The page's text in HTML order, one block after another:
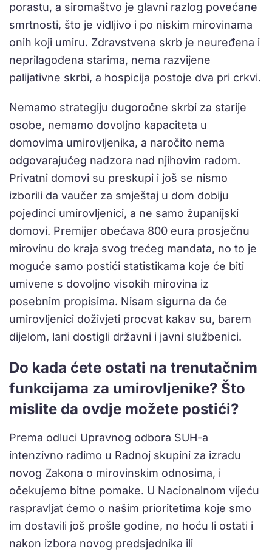
porastu, a siromaštvo je glavni razlog povećane
smrtnosti, što je vidljivo i po niskim mirovinama
onih koji umiru. Zdravstvena skrb je neuređena i
neprilagođena starima, nema razvijene
palijativne skrbi, a hospicija postoje dva pri crkvi.
Nemamo strategiju dugoročne skrbi za starije
osobe, nemamo dovoljno kapaciteta u
domovima umirovljenika, a naročito nema
odgovarajućeg nadzora nad njihovim radom.
Privatni domovi su preskupi i još se nismo
izborili da vaučer za smještaj u dom dobiju
pojedinci umirovljenici, a ne samo županijski
domovi. Premijer obećava 800 eura prosječnu
mirovinu do kraja svog trećeg mandata, no to je
moguće samo postići statistikama koje će biti
umivene s dovoljno visokih mirovina iz
posebnim propisima. Nisam sigurna da će
umirovljenici doživjeti procvat kakav su, barem
dijelom, lani dostigli državni i javni službenici.
Do kada ćete ostati na trenutačnim
funkcijama za umirovljenike? Što
mislite da ovdje možete postići?
Prema odluci Upravnog odbora SUH-a
intenzivno radimo u Radnoj skupini za izradu
novog Zakona o mirovinskim odnosima, i
očekujemo bitne pomake. U Nacionalnom vijeću
raspravljat ćemo o našim prioritetima koje smo
im dostavili još prošle godine, no hoću li ostati i
nakon izbora novog predsjednika ili